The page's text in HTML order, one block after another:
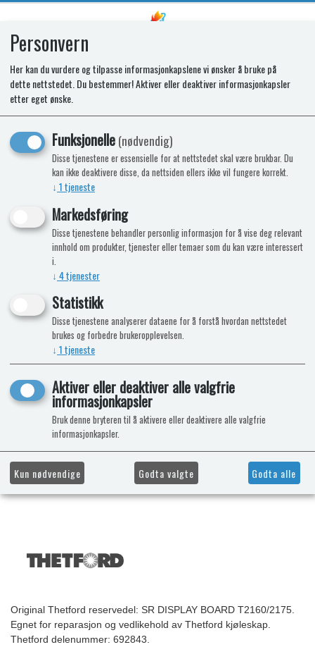
SR DISPLAY BOARD T2160/2175
Original Thetford reservedel: SR DISPLAY BOARD T2160/2175.
Egnet for reparasjon og vedlikehold av Thetford kjøleskap.
Thetford delenummer: 692843.
Personvern
Her kan du vurdere og tilpasse informasjonkapslene vi ønsker å bruke på
dette nettstedet. Du bestemmer! Aktiver eller deaktiver informasjonkapsler
etter eget ønske.
Funksjonelle(nødvendig)
Disse tjenestene er essensielle for at nettstedet skal være brukbar. Du
kan ikke deaktivere disse, da nettsiden ellers ikke vil fungere korrekt.
↓ 1tjeneste
Markedsføring
Disse tjenestene behandler personlig informasjon for å vise deg relevant
innhold om produkter, tjenester eller temaer som du kan være interessert
i.
↓ 4tjenester
Statistikk
Disse tjenestene analyserer dataene for å forstå hvordan nettstedet
brukes og forbedre brukeropplevelsen.
↓ 1tjeneste
Aktiver eller deaktiver alle valgfrie
informasjonkapsler
Bruk denne bryteren til å aktivere eller deaktivere alle valgfrie
informasjonkapsler.
Kun nødvendige Godta valgte Godta alle